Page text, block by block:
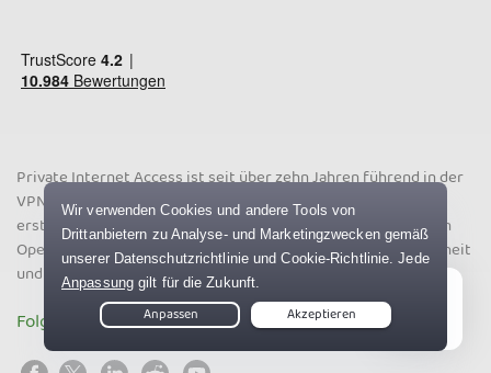
Private Internet Access ist seit über zehn Jahren führend in der
VPN-Branche. Mit einer strikten No-Logs-Richtlinie, einer
erstklassigen Server-Infrastruktur sowie einer transparenten
Open-Source-Software stehen Ihre Privatsphäre, Ihre Sicherheit
und Ihre Freiheit online bei PIA an erster Stelle.
Folgen Sie uns auf Social Media